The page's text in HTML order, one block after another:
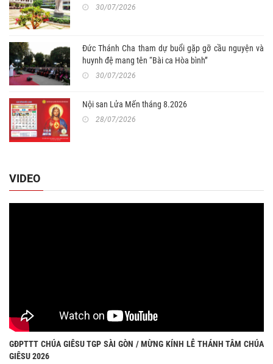
30/07/2026
Đức Thánh Cha tham dự buổi gặp gỡ cầu nguyện và
huynh đệ mang tên “Bài ca Hòa bình”
30/07/2026
Nội san Lửa Mến tháng 8.2026
28/07/2026
VIDEO
GĐPTTT CHÚA GIÊSU TGP SÀI GÒN / MỪNG KÍNH LỄ THÁNH TÂM CHÚA
GIÊSU 2026